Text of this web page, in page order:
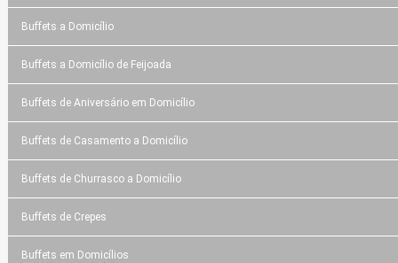
Buffets a Domicílio
Buffets a Domicílio de Feijoada
Buffets de Aniversário em Domicílio
Buffets de Casamento a Domicílio
Buffets de Churrasco a Domicílio
Buffets de Crepes
Buffets em Domicílios